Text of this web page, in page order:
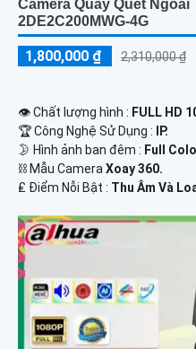
Camera Quay Quét Ngoài
2DE2C200MWG-4G
1,800,000 ₫ 2,310,000 ₫
👁 Chất lượng hình : FULL HD
🏆 Công Nghệ Sử Dụng :
IP.
🌛 Hình ảnh ban đêm : Full
⛓ Mẫu Camera Xoay 360.
️₤ Điểm Nỗi Bật : Thu Âm Và